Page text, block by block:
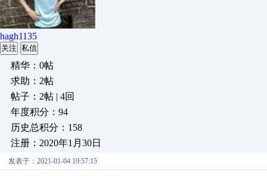
hagh1135
关注 私信
精华：0帖
求助：2帖
帖子：2帖 | 4回
年度积分：94
历史总积分：158
注册：2020年1月30日
发表于：2021-01-04 19:57:15